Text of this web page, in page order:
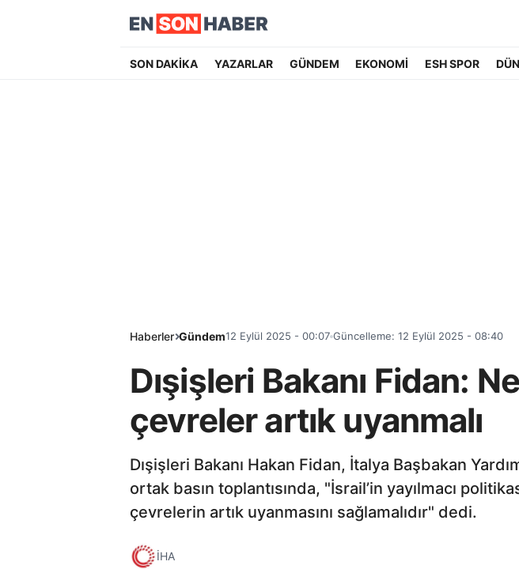
SON DAKİKA YAZARLAR GÜNDEM EKONOMİ ESH SPOR
Haberler Gündem12 Eylül 2025 - 00:07 Güncelleme: 12 Eylül 2025 - 08:40
Dışişleri Bakanı Fidan:
çevreler artık uyanmalı
Dışişleri Bakanı Hakan Fidan, İtalya Başbakan
ortak basın toplantısında, "İsrail’in yayılmacı
çevrelerin artık uyanmasını sağlamalıdır" dedi.
İHA